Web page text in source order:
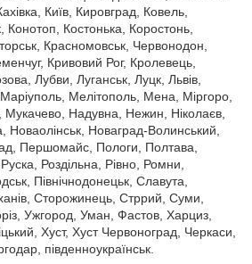
Київ, Кировград, Ковель,
Костонька, Коростонь,
Красномовськ, Червонодон,
Кривовий Рог, Кролевець,
Лубви, Луганськ, Луцк, Львів,
Мелітополь, Мена, Міргоро,
Мукачево, Надувна, Нежин, Ніколаєв,
Новаолінськ, Новаград-Волинський,
Першомайс, Пологи, Полтава,
Роздільна, Рівно, Ромни,
Північнодонецьк, Славута,
Сторожинець, Стррий, Суми,
Ужгород, Уман, Фастов, Харциз,
Хуст, Хуст Червоноград, Черкаси,
південноукраїнськ.